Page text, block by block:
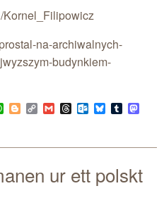
Kornel_Filipowicz
na-archiwalnych-
budynkiem-
WhatsApp
BloggerCopy
Link
GmailThreadsOutlook.com
BlueskyTumblr
ur ett polskt